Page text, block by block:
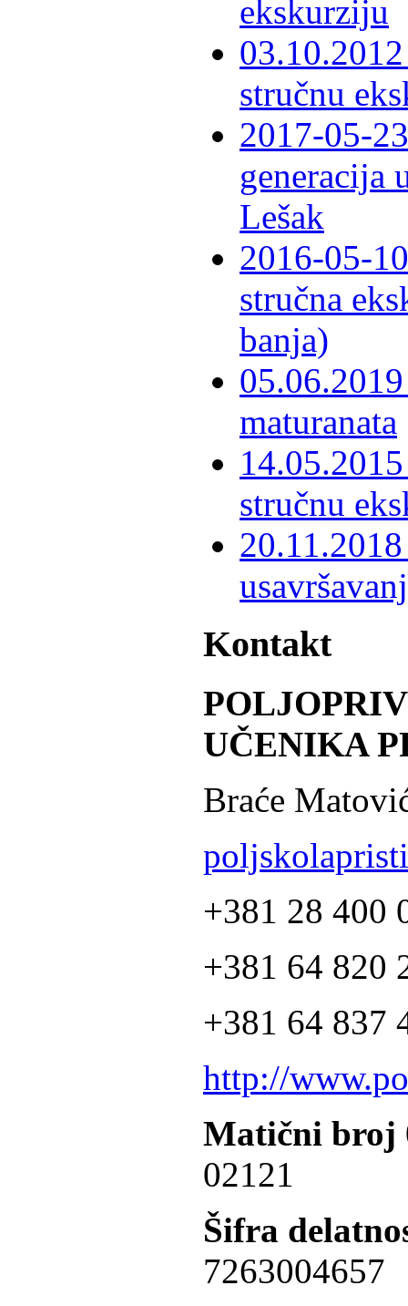
ekskurziju
stručnu
2017-05-
generacija
Lešak
2016-05-
stručna
banja)
maturanata
stručnu
Kontakt
UČENIKA
Braće
+381 28 400
+381 64 820
+381 64 837
http://
Matični broj
02121
Šifra
7263004657